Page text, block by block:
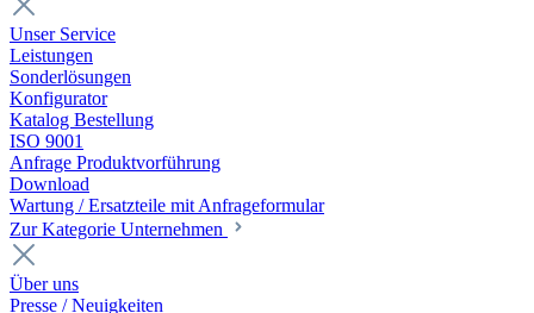
Unser Service
Leistungen
Sonderlösungen
Konfigurator
Katalog Bestellung
ISO 9001
Anfrage Produktvorführung
Download
Wartung / Ersatzteile mit Anfrageformular
Zur Kategorie Unternehmen
Über uns
Presse / Neuigkeiten